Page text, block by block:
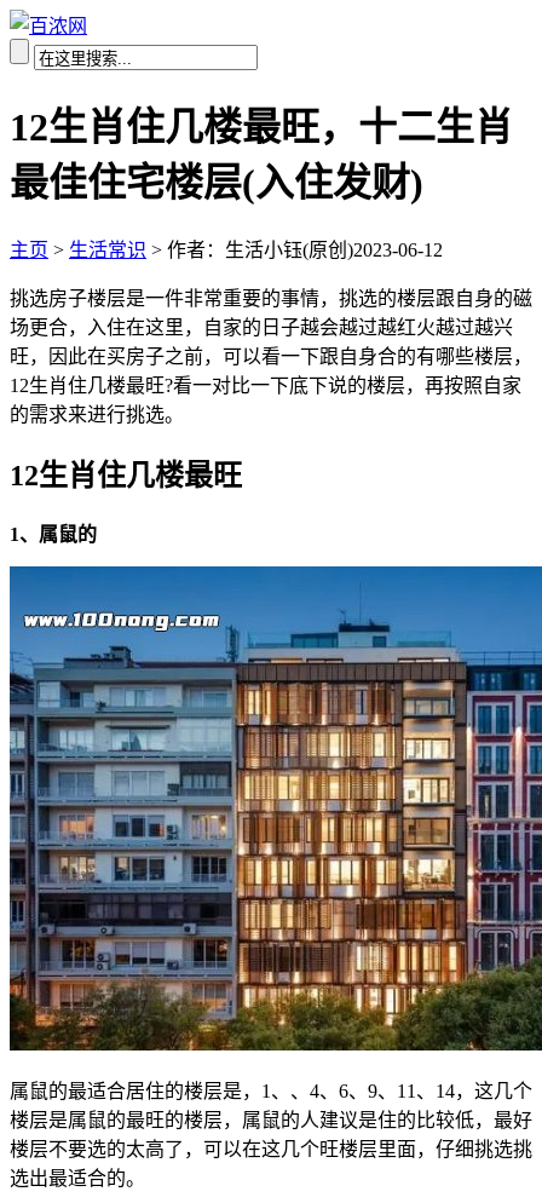
12生肖住几楼最旺，十二生肖
最佳住宅楼层(入住发财)
主页 > 生活常识 > 作者：生活小钰(原创)2023-06-12
挑选房子楼层是一件非常重要的事情，挑选的楼层跟自身的磁
场更合，入住在这里，自家的日子越会越过越红火越过越兴
旺，因此在买房子之前，可以看一下跟自身合的有哪些楼层，
12生肖住几楼最旺?看一对比一下底下说的楼层，再按照自家
的需求来进行挑选。
12生肖住几楼最旺
1、属鼠的
属鼠的最适合居住的楼层是，1、、4、6、9、11、14，这几个
楼层是属鼠的最旺的楼层，属鼠的人建议是住的比较低，最好
楼层不要选的太高了，可以在这几个旺楼层里面，仔细挑选挑
选出最适合的。